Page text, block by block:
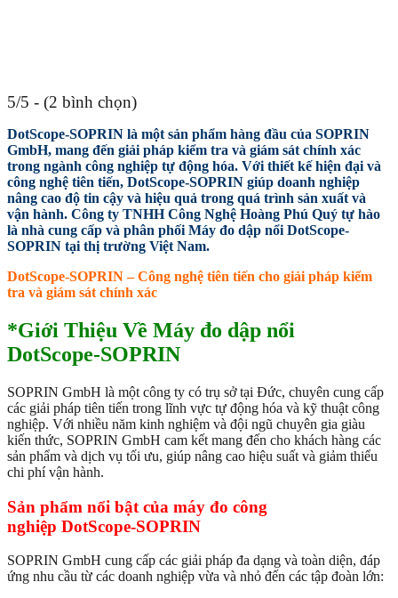
5/5 - (2 bình chọn)
DotScope-SOPRIN là một sản phẩm hàng đầu của SOPRIN
GmbH, mang đến giải pháp kiểm tra và giám sát chính xác
trong ngành công nghiệp tự động hóa. Với thiết kế hiện đại và
công nghệ tiên tiến, DotScope-SOPRIN giúp doanh nghiệp
nâng cao độ tin cậy và hiệu quả trong quá trình sản xuất và
vận hành. Công ty TNHH Công Nghệ Hoàng Phú Quý tự hào
là nhà cung cấp và phân phối Máy đo dập nổi DotScope-
SOPRIN tại thị trường Việt Nam.
DotScope-SOPRIN – Công nghệ tiên tiến cho giải pháp kiểm
tra và giám sát chính xác
*Giới Thiệu Về Máy đo dập nổi
DotScope-SOPRIN
SOPRIN GmbH là một công ty có trụ sở tại Đức, chuyên cung cấp
các giải pháp tiên tiến trong lĩnh vực tự động hóa và kỹ thuật công
nghiệp. Với nhiều năm kinh nghiệm và đội ngũ chuyên gia giàu
kiến thức, SOPRIN GmbH cam kết mang đến cho khách hàng các
sản phẩm và dịch vụ tối ưu, giúp nâng cao hiệu suất và giảm thiểu
chi phí vận hành.
Sản phẩm nổi bật của máy đo công
nghiệp DotScope-SOPRIN
SOPRIN GmbH cung cấp các giải pháp đa dạng và toàn diện, đáp
ứng nhu cầu từ các doanh nghiệp vừa và nhỏ đến các tập đoàn lớn: